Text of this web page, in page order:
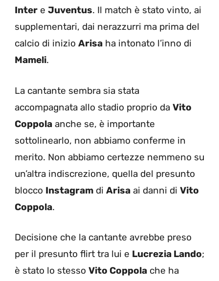
Inter e Juventus. Il match è stato vinto, ai
supplementari, dai nerazzurri ma prima del
calcio di inizio Arisa ha intonato l’inno di
Mameli.
La cantante sembra sia stata
accompagnata allo stadio proprio da Vito
Coppola anche se, è importante
sottolinearlo, non abbiamo conferme in
merito. Non abbiamo certezze nemmeno su
un’altra indiscrezione, quella del presunto
blocco Instagram di Arisa ai danni di Vito
Coppola.
Decisione che la cantante avrebbe preso
per il presunto flirt tra lui e Lucrezia Lando;
è stato lo stesso Vito Coppola che ha